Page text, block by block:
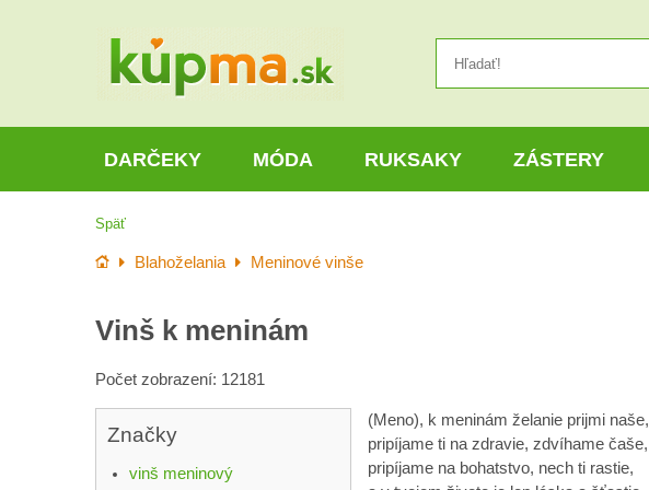
DARČEKY MÓDA RUKSAKY ZÁSTERY
Späť
Úvod Blahoželania
Meninové vinše
Vinš k meninám
Počet zobrazení: 12181
Značky
vinš meninový
(Meno), k meninám želanie prijmi naše,
pripíjame ti na zdravie, zdvíhame čaše,
pripíjame na bohatstvo, nech ti rastie,